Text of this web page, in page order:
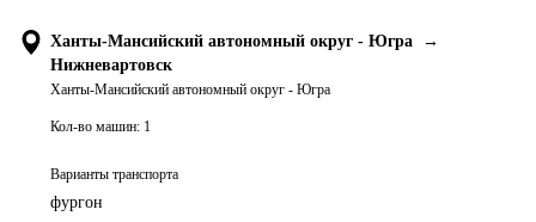
Ханты-Мансийский автономный округ - Югра
→
Нижневартовск
Ханты-Мансийский автономный округ - Югра
Кол-во машин: 1
Варианты транспорта
фургон